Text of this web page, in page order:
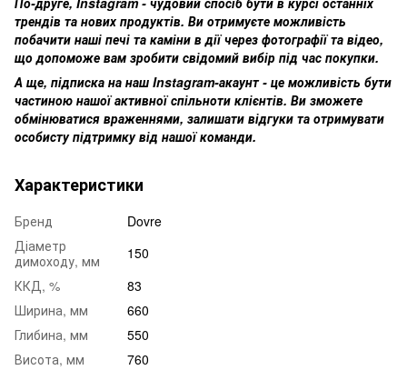
трендів та нових продуктів. Ви отримуєте можливість
побачити наші печі та каміни в дії через фотографії та відео,
що допоможе вам зробити свідомий вибір під час покупки.
А ще, підписка на наш Instagram-акаунт - це можливість бути
частиною нашої активної спільноти клієнтів. Ви зможете
обмінюватися враженнями, залишати відгуки та отримувати
особисту підтримку від нашої команди.
Характеристики
Бренд
Dovre
Діаметр
димоходу, мм
150
ККД, %
83
Ширина, мм
660
Глибина, мм
550
Висота, мм
760